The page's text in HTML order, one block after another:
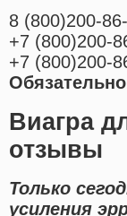
8 (800)200-
+7 (800)200-
+7 (800)200-
Виагра
отзывы
Только
усиления